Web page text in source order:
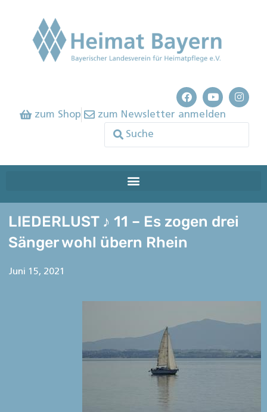
zum Shop zum Newsletter anmelden
LIEDERLUST ♪ 11 – Es zogen drei
Sänger wohl übern Rhein
Juni 15, 2021